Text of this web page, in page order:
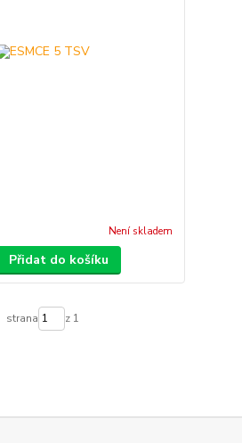
Není skladem
Přidat do košíku
strana z 1